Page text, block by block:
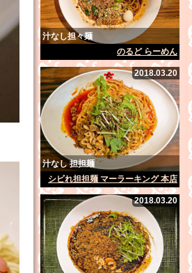
汁なし担々麺
のるど らーめん
2018.03.20
汁なし 担担麺
シビれ担担麺 マーラーキング 本店
2018.03.20